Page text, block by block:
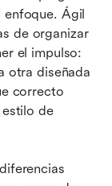
enfoque. Ágil
de organizar
el impulso:
otra diseñada
correcto
de
kanban
y Kanban